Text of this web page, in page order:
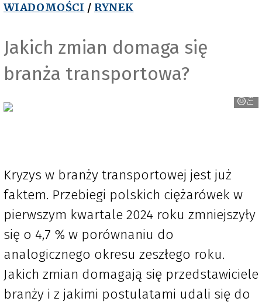
WIADOMOŚCI / RYNEK
Jakich zmian domaga się
branża transportowa?
Freepik
Kryzys w branży transportowej jest już
faktem. Przebiegi polskich ciężarówek w
pierwszym kwartale 2024 roku zmniejszyły
się o 4,7 % w porównaniu do
analogicznego okresu zeszłego roku.
Jakich zmian domagają się przedstawiciele
branży i z jakimi postulatami udali się do